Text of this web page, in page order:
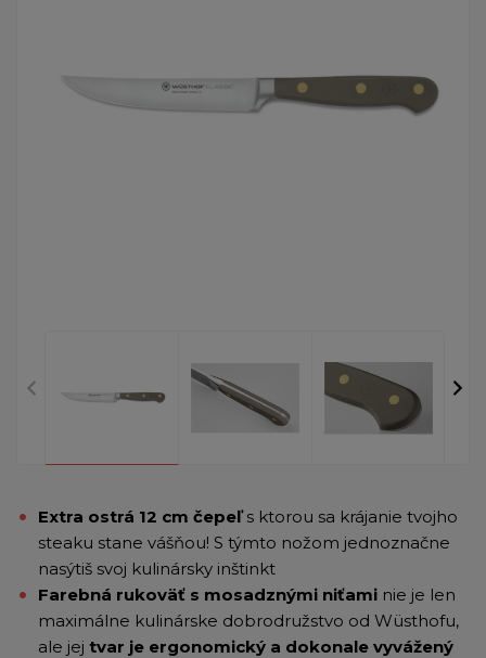
Extra ostrá 12 cm čepeľs ktorou sa krájanie tvojho
steaku stane vášňou! S týmto nožom jednoznačne
nasýtiš svoj kulinársky inštinkt
Farebná rukoväť s mosadznými niťami nie je len
maximálne kulinárske dobrodružstvo od Wüsthofu,
ale jej tvar je ergonomický a dokonale vyvážený